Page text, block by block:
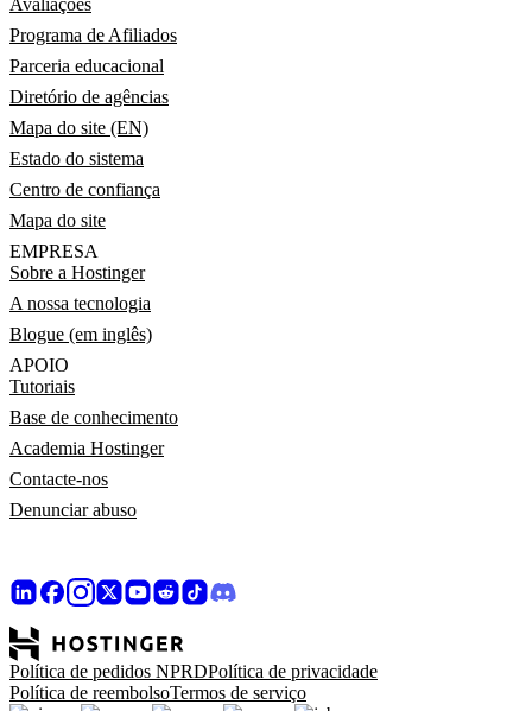
Avaliações
Programa de Afiliados
Parceria educacional
Diretório de agências
Mapa do site (EN)
Estado do sistema
Centro de confiança
Mapa do site
EMPRESA
Sobre a Hostinger
A nossa tecnologia
Blogue (em inglês)
APOIO
Tutoriais
Base de conhecimento
Academia Hostinger
Contacte-nos
Denunciar abuso
Política de pedidos NPRDPolítica de privacidade
Política de reembolsoTermos de serviço